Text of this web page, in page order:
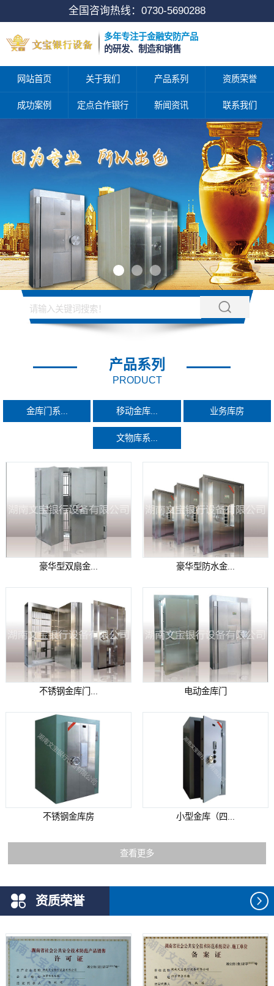
全国咨询热线： 0730-5690288
多年专注于金融安防产品
的研发、制造和销售
网站首页 关于我们 产品系列 资质荣誉
成功案例 定点合作银行 新闻资讯 联系我们
产品系列
PRODUCT
金库门系... 移动金库... 业务库房
文物库系...
豪华型双扇金... 豪华型防水金...
不锈钢金库门... 电动金库门
不锈钢金库房 小型金库（四...
查看更多
资质荣誉